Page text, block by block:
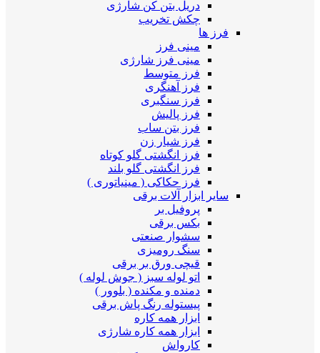
دریل بتن کن شارژی
چکش تخریب
فرز ها
مینی فرز
مینی فرز شارژی
فرز متوسط
فرز آهنگری
فرز سنگبری
فرز پالیش
فرز بتن ساب
فرز شیار زن
فرز انگشتی گلو کوتاه
فرز انگشتی گلو بلند
فرز حکاکی ( مینیاتوری )
سایر ابزار آلات برقی
پروفیل بر
بکس برقی
سشوار صنعتی
سنگ رومیزی
قیچی ورق بر برقی
اتو لوله سبز ( جوش لوله )
دمنده و مکنده ( بلوور )
پیستوله رنگ پاش برقی
ابزار همه کاره
ابزار همه کاره شارژی
کارواش